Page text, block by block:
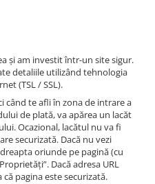
și am investit într-un site sigur.
detaliile utilizând tehnologia
(TSL / SSL).
când te afli în zona de intrare a
de plată, va apărea un lacăt
Ocazional, lacătul nu va fi
securizată. Dacă nu vezi
oriunde pe pagină (cu
Dacă adresa URL
pagina este securizată.